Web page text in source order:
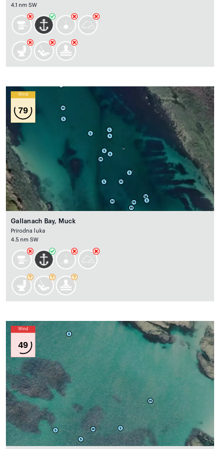
4.1 nm SW
Wind
79
Gallanach Bay, Muck
Prirodna luka
4.5 nm SW
Wind
49